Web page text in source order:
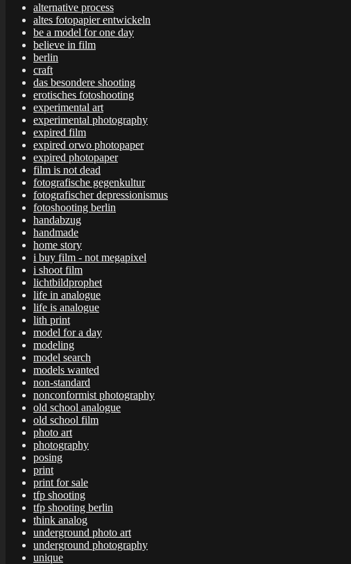
alternative process
altes fotopapier entwickeln
be a model for one day
believe in film
berlin
craft
das besondere shooting
erotisches fotoshooting
experimental art
experimental photography
expired film
expired orwo photopaper
expired photopaper
film is not dead
fotografische gegenkultur
fotografischer depressionismus
fotoshooting berlin
handabzug
handmade
home story
i buy film - not megapixel
i shoot film
lichtbildprophet
life in analogue
life is analogue
lith print
model for a day
modeling
model search
models wanted
non-standard
nonconformist photography
old school analogue
old school film
photo art
photography
posing
print
print for sale
tfp shooting
tfp shooting berlin
think analog
underground photo art
underground photography
unique